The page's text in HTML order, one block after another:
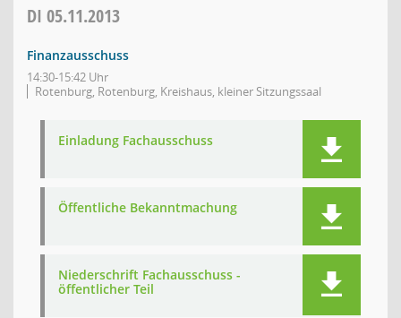
DI 05.11.2013
Finanzausschuss
14:30-15:42 Uhr
Rotenburg, Rotenburg, Kreishaus, kleiner Sitzungssaal
Einladung Fachausschuss
Öffentliche Bekanntmachung
Niederschrift Fachausschuss -
öffentlicher Teil